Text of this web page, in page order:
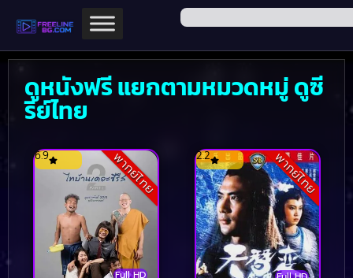
ดูหนังฟรี แยกตามหมวดหมู่ ดูซี
รีย์ไทย
พากย์ไทย
Full HD
6.9 พากย์ไทย
2.2